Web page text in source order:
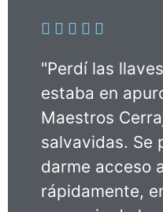
    
"Perdí las
estaba en
Maestros
salvavidas. Se
darme acceso
rápidamente,